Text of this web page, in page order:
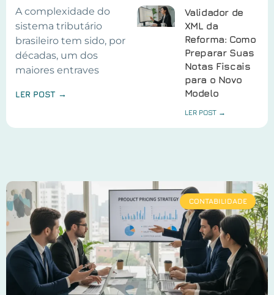
A complexidade do
sistema tributário
brasileiro tem sido, por
décadas, um dos
maiores entraves
LER POST →
Validador de
XML da
Reforma: Como
Preparar Suas
Notas Fiscais
para o Novo
Modelo
LER POST →
CONTABILIDADE